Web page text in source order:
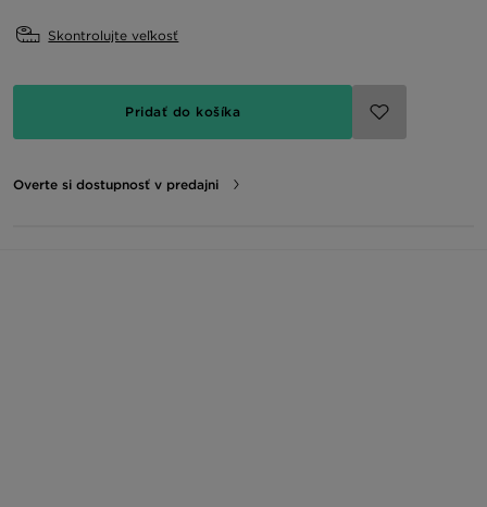
Skontrolujte veľkosť
Pridať do košíka
Overte si dostupnosť v predajni